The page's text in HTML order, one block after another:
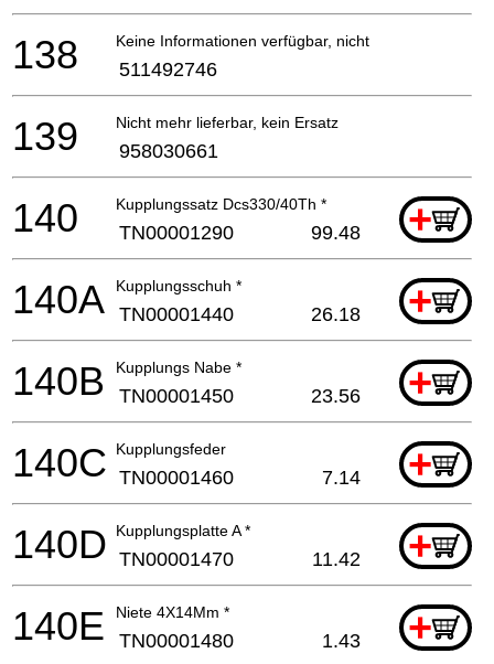
Keine Informationen verfügbar, nicht bestellbar
138 511492746
Nicht mehr lieferbar, kein Ersatz
139 958030661
Kupplungssatz Dcs330/40Th * +
140 TN00001290 99.48
Kupplungsschuh * +
140A TN00001440 26.18
Kupplungs Nabe * +
140B TN00001450 23.56
Kupplungsfeder +
140C TN00001460 7.14
Kupplungsplatte A * +
140D TN00001470 11.42
Niete 4X14Mm * +
140E TN00001480 1.43